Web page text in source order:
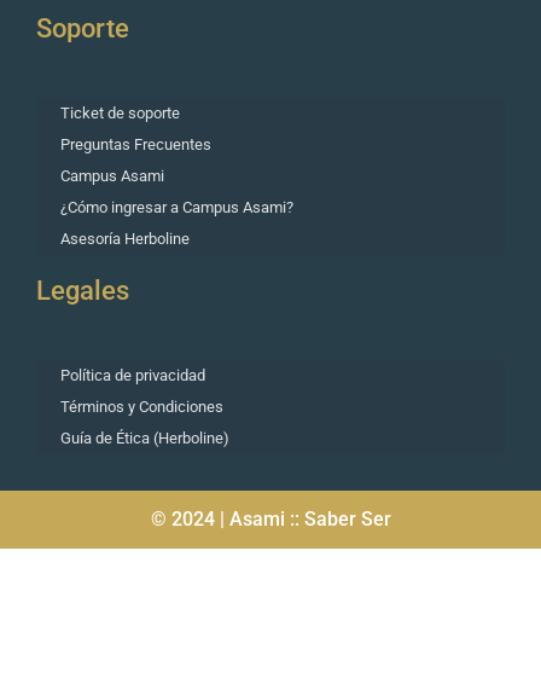
Soporte
Ticket de soporte
Preguntas Frecuentes
Campus Asami
¿Cómo ingresar a Campus Asami?
Asesoría Herboline
Legales
Política de privacidad
Términos y Condiciones
Guía de Ética (Herboline)
© 2024 | Asami :: Saber Ser